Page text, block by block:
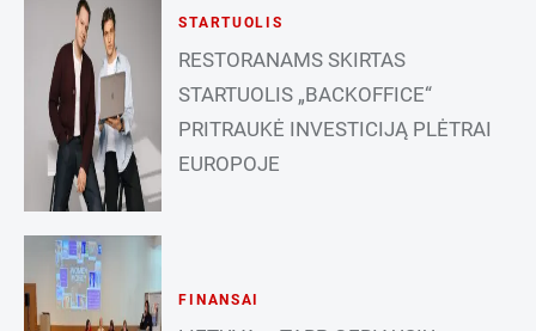
STARTUOLIS
RESTORANAMS SKIRTAS
STARTUOLIS „BACKOFFICE“
PRITRAUKĖ INVESTICIJĄ PLĖTRAI
EUROPOJE
FINANSAI